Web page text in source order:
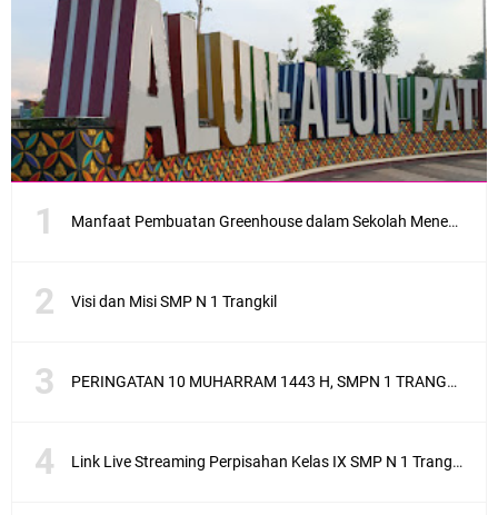
Manfaat Pembuatan Greenhouse dalam Sekolah Menengah Pertama sebagai Penerapan Sekolah Adiwiyata
Visi dan Misi SMP N 1 Trangkil
PERINGATAN 10 MUHARRAM 1443 H, SMPN 1 TRANGKIL SANTUNI ANAK YATIM
Link Live Streaming Perpisahan Kelas IX SMP N 1 Trangkil 2021, Saksikan Di Sini